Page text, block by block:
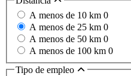
A menos de 10 km 0
A menos de 25 km 0
A menos de 50 km 0
A menos de 100 km 0
Tipo de empleo